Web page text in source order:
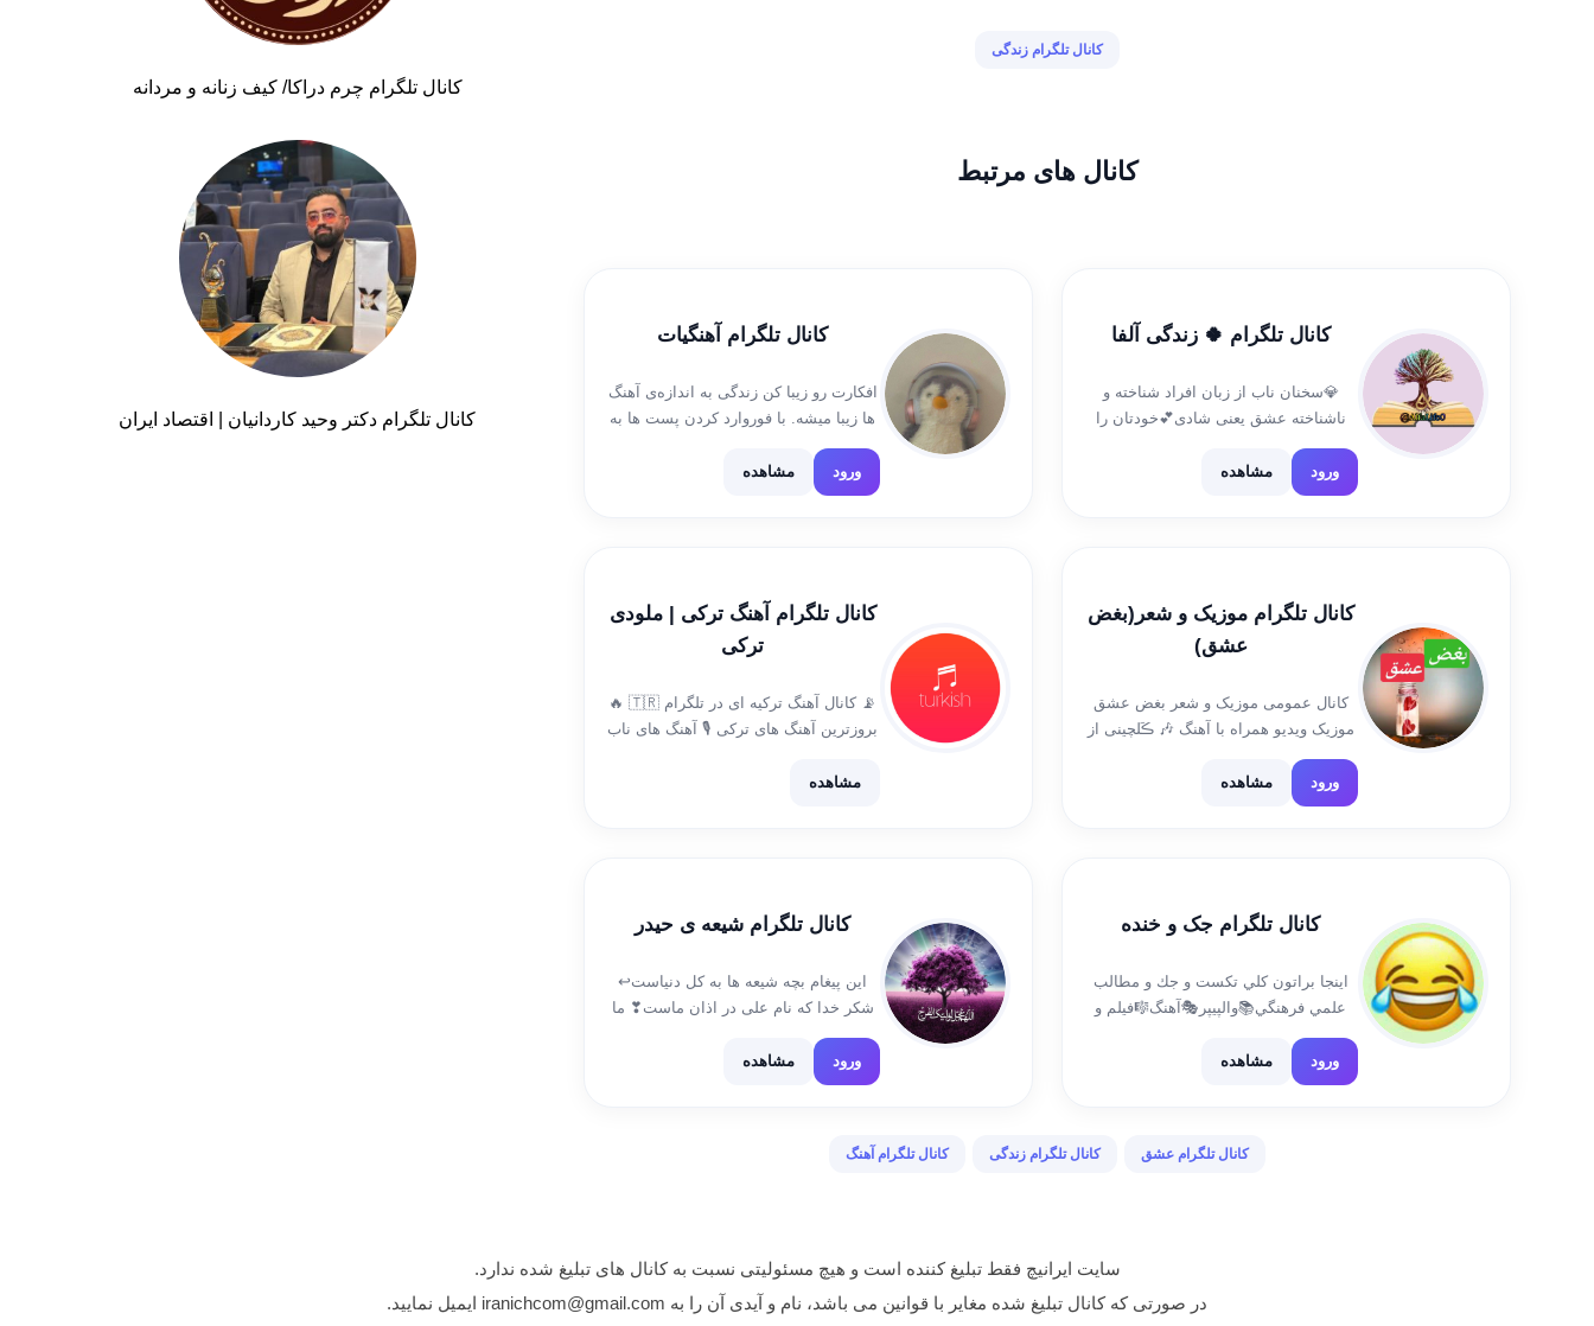
کانال تلگرام زندگی
کانال های مرتبط
کانال تلگرام 🍀 زندگی آلفا
💎سخنان ناب از زبان افراد شناخته و
ناشناخته عشق یعنی شادی💕خودتان را
متقاعد نکنید که رنج کشیدن بخشی از آن
است… _____ آلفای عزیز خدای تو بزرگه
روزیِ تو آسمون نزار مجبوریت دنیا بال و
ورود مشاهده
کانال تلگرام آهنگیات
افکارت رو زیبا کن زندگی به اندازه‌ی آهنگ
ها زیبا میشه. با فوروارد کردن پست ها به
ما انگیزه بدید و لفت ندید !
ورود
مشاهده
کانال تلگرام موزیک و شعر(بغض
عشق)
کانال عمومی موزیک و شعر بغض عشق
موزیک ویدیو همراه با آهنگ 🎶 ڪَلچینی از
بهترین آهنڪَ ها و کلیپهای لایکی 🎶
🎵هرنوع آهنڪَ با هر نوع سلیقه🎵 موزیڪ
رو با ما متفاوٺ ڪَوش دهید […]
ورود مشاهده
کانال تلگرام آهنگ ترکی | ملودی
ترکی
📡 کانال آهنگ ترکیه ای در تلگرام 🇹🇷 🔥
بروزترین آهنگ های ترکی 🎙 آهنگ های ناب
مشاهده
کانال تلگرام جک و خنده
اينجا براتون كلي تكست و جك و مطالب
علمي فرهنگي📚والپيپر🎭آهنگ🎼فيلم و
عكساي خفن🎬و کلی چالشای جذاب داریم
🤪 اگه کسی نظر یا پیشنهاد و انتقاد
وهرچی و هر چی سوال در مورد کانال
ورود مشاهده
کانال تلگرام شیعه ی حیدر
این پیغام بچه شیعه ها به کل دنیاست↩️
شکر خدا که نام علی در اذان ماست❣ ما
شیعه ایم و عشق علی هم از آن ماست…
❤️ دم همه شیعه های ” مرتضی علی” گرم
ورود مشاهده
کانال تلگرام عشق کانال تلگرام زندگی کانال تلگرام آهنگ
کانال تلگرام چرم دراکا/ کیف زنانه و مردانه
کانال تلگرام دکتر وحید کاردانیان | اقتصاد ایران
سایت ایرانیچ فقط تبلیغ کننده است و هیچ مسئولیتی نسبت به کانال های تبلیغ شده ندارد.
در صورتی که کانال تبلیغ شده مغایر با قوانین می باشد، نام و آیدی آن را به iranichcom@gmail.com ایمیل نمایید.